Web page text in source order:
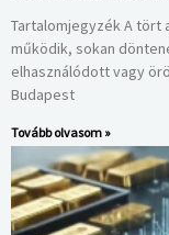
Tartalomjegyzék A tört
működik, sokan
elhasználódott vagy
Budapest
Tovább olvasom »